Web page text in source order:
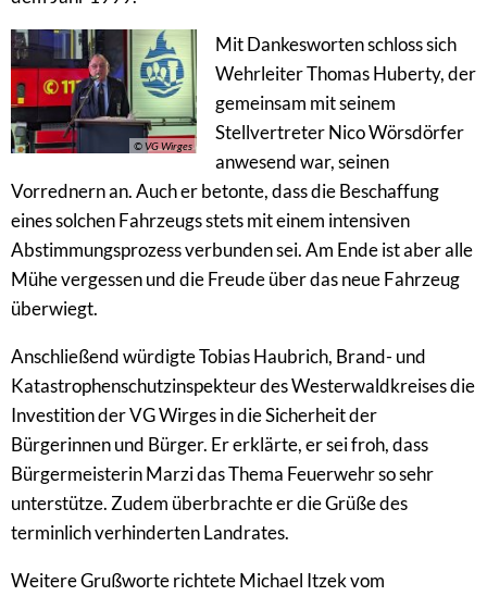
© VG Wirges
Mit Dankesworten schloss sich
Wehrleiter Thomas Huberty, der
gemeinsam mit seinem
Stellvertreter Nico Wörsdörfer
anwesend war, seinen
Vorrednern an. Auch er betonte, dass die Beschaffung
eines solchen Fahrzeugs stets mit einem intensiven
Abstimmungsprozess verbunden sei. Am Ende ist aber alle
Mühe vergessen und die Freude über das neue Fahrzeug
überwiegt.
Anschließend würdigte Tobias Haubrich, Brand- und
Katastrophenschutzinspekteur des Westerwaldkreises die
Investition der VG Wirges in die Sicherheit der
Bürgerinnen und Bürger. Er erklärte, er sei froh, dass
Bürgermeisterin Marzi das Thema Feuerwehr so sehr
unterstütze. Zudem überbrachte er die Grüße des
terminlich verhinderten Landrates.
Weitere Grußworte richtete Michael Itzek vom